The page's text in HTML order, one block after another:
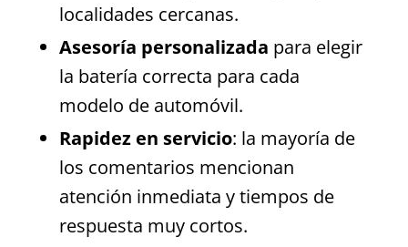
localidades cercanas.
Asesoría personalizada para elegir
la batería correcta para cada
modelo de automóvil.
Rapidez en servicio: la mayoría de
los comentarios mencionan
atención inmediata y tiempos de
respuesta muy cortos.